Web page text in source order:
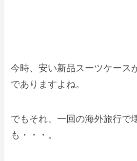
今時、安い新品スーツケース
でありますよね。
でもそれ、一回の海外旅行で
も・・・。